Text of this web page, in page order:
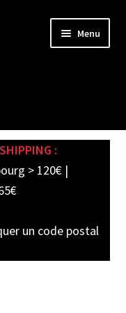
Menu
child
:
> 120€ |
un code postal